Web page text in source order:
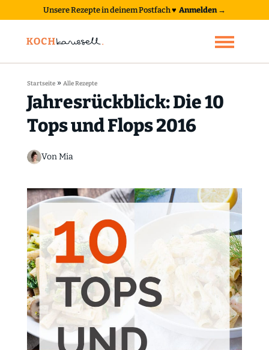
Unsere Rezepte in deinem Postfach♥ Anmelden →
Startseite» Alle Rezepte
Jahresrückblick: Die 10
Tops und Flops 2016
Von Mia